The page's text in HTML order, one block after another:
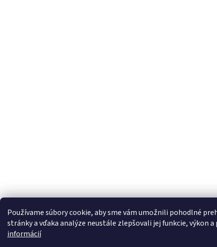
Používame súbory cookie, aby sme vám umožnili pohodlné
stránky a vďaka analýze neustále zlepšovali jej funkcie, výkon
informácií